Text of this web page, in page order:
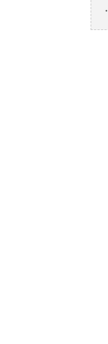
・